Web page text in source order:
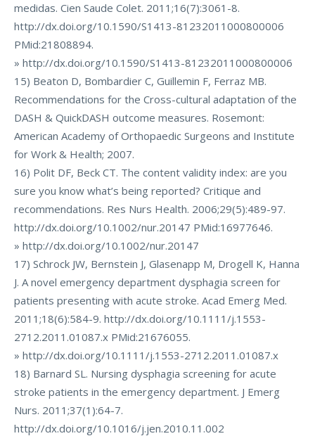
medidas. Cien Saude Colet. 2011;16(7):3061-8.
http://dx.doi.org/10.1590/S1413-81232011000800006
PMid:21808894.
» http://dx.doi.org/10.1590/S1413-81232011000800006
15) Beaton D, Bombardier C, Guillemin F, Ferraz MB.
Recommendations for the Cross-cultural adaptation of the
DASH & QuickDASH outcome measures. Rosemont:
American Academy of Orthopaedic Surgeons and Institute
for Work & Health; 2007.
16) Polit DF, Beck CT. The content validity index: are you
sure you know what’s being reported? Critique and
recommendations. Res Nurs Health. 2006;29(5):489-97.
http://dx.doi.org/10.1002/nur.20147 PMid:16977646.
» http://dx.doi.org/10.1002/nur.20147
17) Schrock JW, Bernstein J, Glasenapp M, Drogell K, Hanna
J. A novel emergency department dysphagia screen for
patients presenting with acute stroke. Acad Emerg Med.
2011;18(6):584-9. http://dx.doi.org/10.1111/j.1553-
2712.2011.01087.x PMid:21676055.
» http://dx.doi.org/10.1111/j.1553-2712.2011.01087.x
18) Barnard SL. Nursing dysphagia screening for acute
stroke patients in the emergency department. J Emerg
Nurs. 2011;37(1):64-7.
http://dx.doi.org/10.1016/j.jen.2010.11.002